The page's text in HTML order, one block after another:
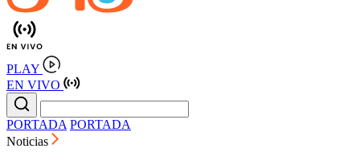
PLAY
EN VIVO
PORTADA PORTADA
Noticias